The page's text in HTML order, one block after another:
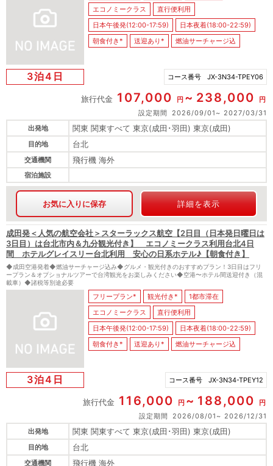
エコノミークラス
直行便利用
日本午後発(12:00-17:59)
日本夜着(18:00-22:59)
朝食付き*
送迎あり* 燃油サーチャージ込
3泊4日 コース番号 JX-3N34-TPEY06
旅行代金 107,000 円 238,000
円
設定期間
2026/09/01
2027/03/31
出発地
関東 関東すべて 東京(成田･羽田) 東京(成田)
目的地 台北
交通機関 飛行機 海外
宿泊施設
お気に入りに保存 詳細を表示
成田発＜人気の航空会社＞スターラックス航空【2日目（日本発日曜日は
3日目）は台北市内＆九分観光付き】 エコノミークラス利用台北4日
間 ホテルグレイスリー台北利用 安心の日系ホテル♪【朝食付き】
◆成田空港発着◆燃油サーチャージ込み◆グルメ・観光付きのおすすめプラン！3日目はフリ
ープラン＆オプショナルツアーで台湾観光をお楽しみください◆空港〜ホテル間送迎付き（混
載車）◆諸税等別途必要
フリープラン* 観光付き*
1都市滞在
エコノミークラス
直行便利用
日本午後発(12:00-17:59)
日本夜着(18:00-22:59)
朝食付き*
送迎あり* 燃油サーチャージ込
3泊4日 コース番号 JX-3N34-TPEY12
旅行代金 116,000 円 188,000
円
設定期間
2026/08/01
2026/12/31
出発地
関東 関東すべて 東京(成田･羽田) 東京(成田)
目的地 台北
交通機関 飛行機 海外